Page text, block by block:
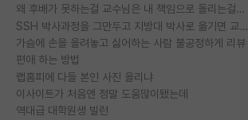
왜 후배가 못하는걸 교수님은 내 책임으로 돌리는걸까요?
SSH 박사과정을 그만두고 지방대 박사로 옮기면 교수의 꿈은 끝일까요?
가슴에 손을 올려놓고 싫어하는 사람 불공정하게 리뷰
편애 하는 방법
랩홈피에 다들 본인 사진 올리냐
이사이트가 처음엔 정말 도움많이됐는데
역대급 대학원생 빌런